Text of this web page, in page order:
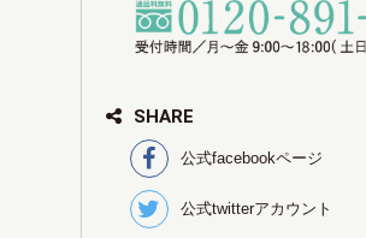
SHARE
公式facebookページ
公式twitterアカウント